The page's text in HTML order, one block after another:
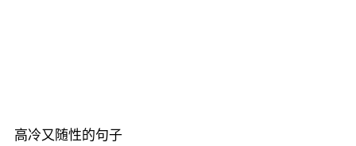
高冷又随性的句子